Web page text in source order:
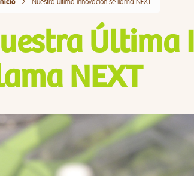
Nuestra última innovación se llama NEXT
Última
NEXT